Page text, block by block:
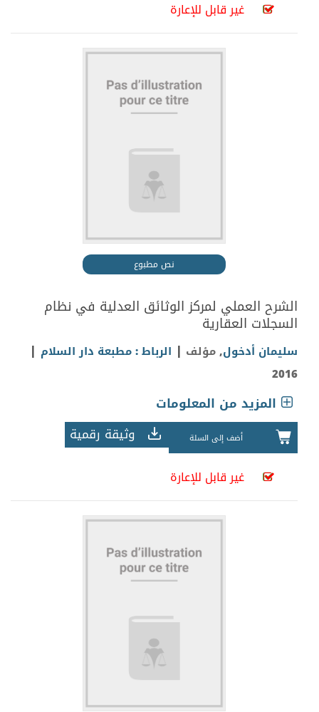
غير قابل للإعارة
نص مطبوع
الشرح العملي لمركز الوثائق العدلية في نظام
السجلات العقارية
سليمان أدخول, مؤلف | الرباط : مطبعة دار السلام |
2016
المزيد من المعلومات
أضف إلى السلة وثيقة رقمية
غير قابل للإعارة